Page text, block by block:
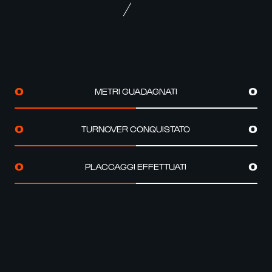
0 METRI GUADAGNATI 0
0 TURNOVER CONQUISTATO 0
0 PLACCAGGI EFFETTUATI 0